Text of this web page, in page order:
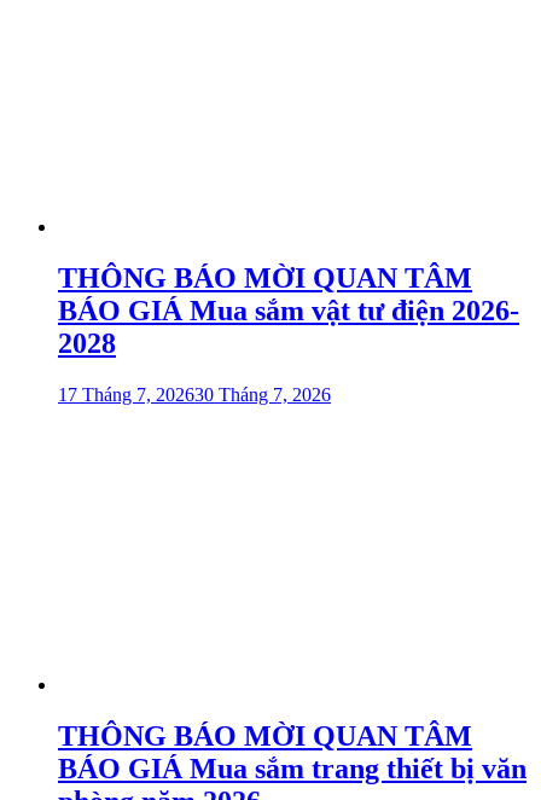
THÔNG BÁO MỜI QUAN TÂM
BÁO GIÁ Mua sắm vật tư điện 2026-
2028
17 Tháng 7, 202630 Tháng 7, 2026
THÔNG BÁO MỜI QUAN TÂM
BÁO GIÁ Mua sắm trang thiết bị văn